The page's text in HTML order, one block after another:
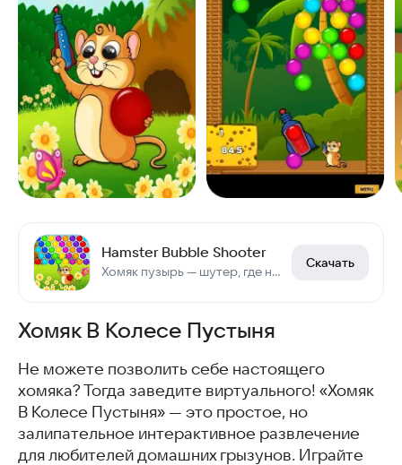
Hamster Bubble Shooter
Хомяк пузырь — шутер, где нужно убивать пузыри.
Скачать
Хомяк В Колесе Пустыня
Не можете позволить себе настоящего
хомяка? Тогда заведите виртуального! «Хомяк
В Колесе Пустыня» — это простое, но
залипательное интерактивное развлечение
для любителей домашних грызунов. Играйте